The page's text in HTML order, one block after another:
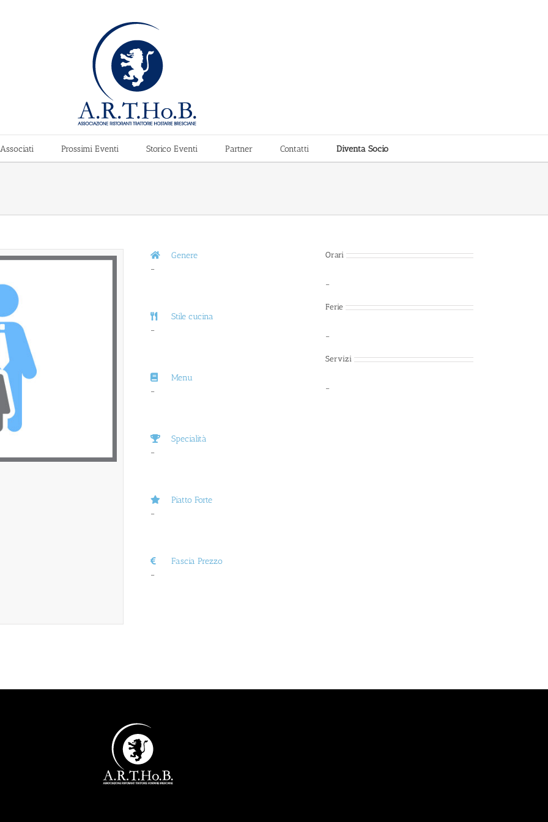
Associati Prossimi Eventi Storico Eventi Partner Contatti Diventa Socio
Genere
–
Stile cucina
–
Menu
–
Specialità
–
Piatto Forte
–
Fascia Prezzo
–
Orari
–
Ferie
–
Servizi
–